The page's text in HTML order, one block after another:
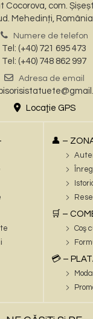
Cocorova, com.
Mehedinți, România
Numere de telefon
Tel: (+40) 721 695 473
Tel: (+40) 748 862 997
Adresa de email
Locaţie GPS
👤 –
🛒 –
Coş
💳 –